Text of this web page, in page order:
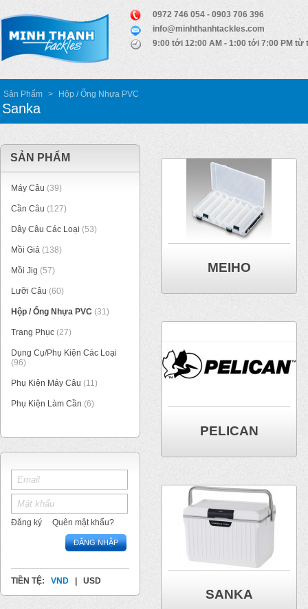
0972 746 054 - 0903 706 396
info@minhthanhtackles.com
9:00 tới 12:00 AM - 1:00 tới 7:00 PM từ
Sản Phẩm > Hộp / Ống Nhựa PVC
Sanka
SẢN PHẨM
Máy Câu (39)
Cần Câu (127)
Dây Câu Các Loại (53)
Mồi Giả (138)
Mồi Jig (57)
Lưỡi Câu (60)
Hộp / Ống Nhựa PVC (31)
Trang Phục (27)
Dụng Cụ/Phụ Kiện Các Loại
(96)
Phụ Kiện Máy Câu (11)
Phụ Kiện Làm Cần (6)
Đăng ký Quên mật khẩu?
ĐĂNG NHẬP
TIỀN TỆ: VND USD
MEIHO
PELICAN
SANKA